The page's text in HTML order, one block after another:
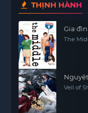
THỊNH HÀNH
Gia
The
Veil of